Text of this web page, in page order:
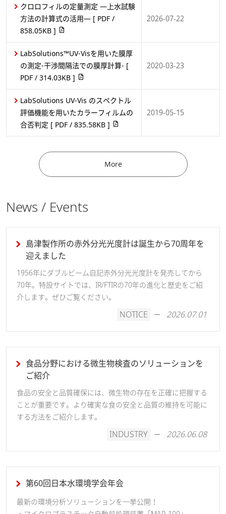
クロロフィルの定量測定 ―上水試験
方法の計算式の活用― [ PDF /
858.05KB ]
2026-07-22
LabSolutions™UV-Visを用いた膜厚
の測定-干渉間隔法での膜厚計算- [
PDF / 314.03KB ]
2020-03-23
LabSolutions UV-Vis のスペクトル
評価機能を用いたカラーフィルムの
合否判定 [ PDF / 835.58KB ]
2019-05-15
More
News / Events
島津製作所の赤外分光光度計は誕生から70周年を
迎えました
1956年にダブルビーム自記赤外分光光度計を発売してから
70年。特設サイトでは、IR/FTIRの70年の進化と歴史をご紹
介します。ぜひご覧ください。
NOTICE 2026.07.01
食品分野における微生物検査のソリューションを
ご紹介
食品の安全と品質確保には、微生物の存在を正確に把握する
ことが重要です。より確実な食の安全と品質の維持を可能に
する方法をご紹介します。
INDUSTRY 2026.06.08
第60回日本水環境学会年会
最新の環境分析ソリューションを一挙公開！